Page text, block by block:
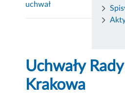
uchwał
Uchwały
Krakowa